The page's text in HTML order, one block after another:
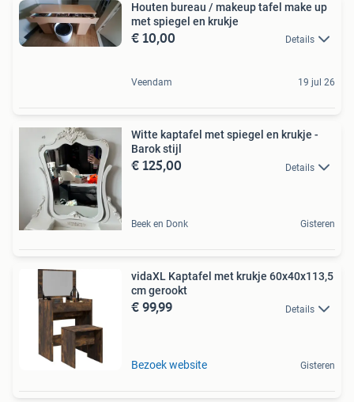
Houten bureau / makeup tafel make up
met spiegel en krukje
€ 10,00 Details
Veendam 19 jul 26
Witte kaptafel met spiegel en krukje -
Barok stijl
€ 125,00 Details
Beek en Donk Gisteren
vidaXL Kaptafel met krukje 60x40x113,5
cm gerookt
€ 99,99 Details
Bezoek website Gisteren